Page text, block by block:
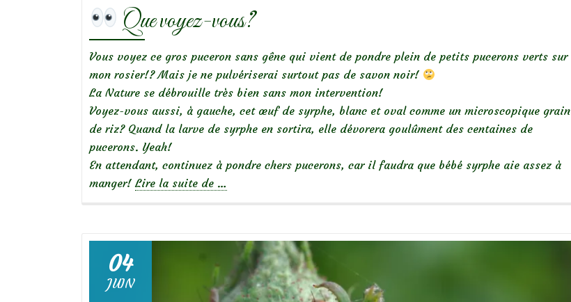
Que voyez-vous?
Vous voyez ce gros puceron sans gêne qui vient de pondre plein de petits pucerons verts sur
mon rosier!? Mais je ne pulvériserai surtout pas de savon noir!
La Nature se débrouille très bien sans mon intervention!
Voyez-vous aussi, à gauche, cet œuf de syrphe, blanc et oval comme un microscopique grain
de riz? Quand la larve de syrphe en sortira, elle dévorera goulûment des centaines de
pucerons. Yeah!
En attendant, continuez à pondre chers pucerons, car il faudra que bébé syrphe aie assez à
manger! Lire la suite de à
voyez-
vous?
…
04
JUIN